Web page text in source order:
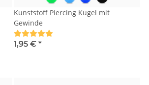
Kunststoff Piercing Kugel mit
Gewinde
1,95 € *